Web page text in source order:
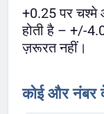
+0.25 पर
होती है – +/-
ज़रूरत नहीं।
कोई और नंबर